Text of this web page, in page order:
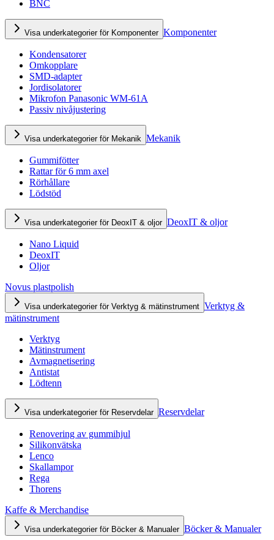
BNC
Visa underkategorier för Komponenter Komponenter
Kondensatorer
Omkopplare
SMD-adapter
Jordisolatorer
Mikrofon Panasonic WM-61A
Passiv nivåjustering
Visa underkategorier för Mekanik Mekanik
Gummifötter
Rattar för 6 mm axel
Rörhållare
Lödstöd
Visa underkategorier för DeoxIT & oljor DeoxIT & oljor
Nano Liquid
DeoxIT
Oljor
Novus plastpolish
Visa underkategorier för Verktyg & mätinstrument Verktyg &
mätinstrument
Verktyg
Mätinstrument
Avmagnetisering
Antistat
Lödtenn
Visa underkategorier för Reservdelar Reservdelar
Renovering av gummihjul
Silikonvätska
Lenco
Skallampor
Rega
Thorens
Kaffe & Merchandise
Visa underkategorier för Böcker & Manualer Böcker & Manualer